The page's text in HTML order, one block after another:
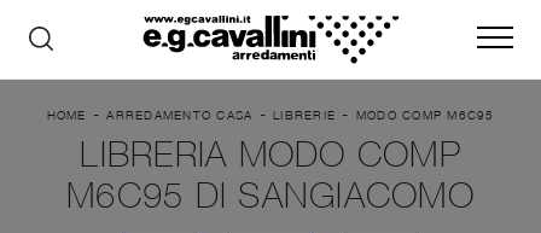
HOME -ARREDAMENTO CASA - LIBRERIE - MODO COMP M6C95
LIBRERIA MODO COMP
M6C95 DI SANGIACOMO